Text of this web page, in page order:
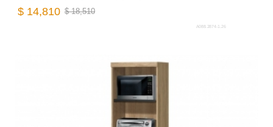
$ 14,810 $ 18,510
A088.2874-1.26